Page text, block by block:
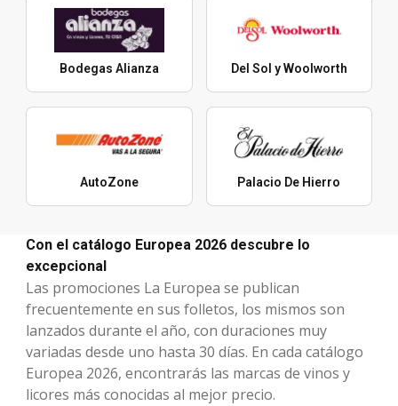
Bodegas Alianza Del Sol y Woolworth
AutoZone Palacio De Hierro
Con el catálogo Europea 2026 descubre lo
excepcional
Las promociones La Europea se publican
frecuentemente en sus folletos, los mismos son
lanzados durante el año, con duraciones muy
variadas desde uno hasta 30 días. En cada catálogo
Europea 2026, encontrarás las marcas de vinos y
licores más conocidas al mejor precio.